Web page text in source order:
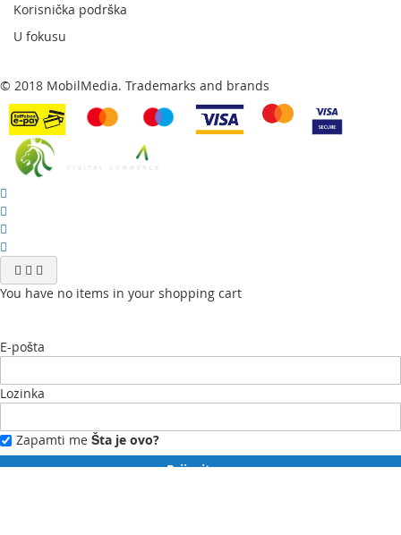
Korisnička podrška
U fokusu
© 2018 MobilMedia. Trademarks and brands
You have no items in your shopping cart
E-pošta
Lozinka
Zapamti me Šta je ovo?
Prijavite se